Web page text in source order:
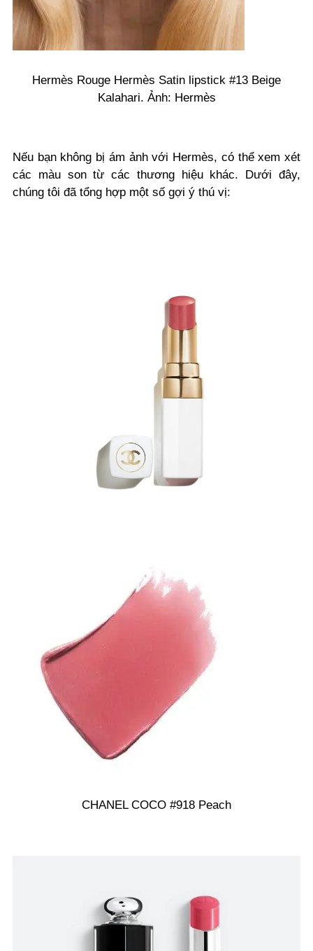
Hermès Rouge Hermès Satin lipstick #13 Beige
Kalahari. Ảnh: Hermès
Nếu bạn không bị ám ảnh với Hermès, có thể xem xét
các màu son từ các thương hiệu khác. Dưới đây,
chúng tôi đã tổng hợp một số gợi ý thú vị:
CHANEL COCO #918 Peach